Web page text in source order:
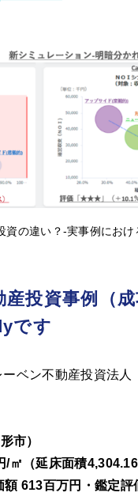
資の違い？-実事例にお
産投資事例（
です
ーベン不動産投資法
市）
㎡（延床面積
613百万円・鑑定評